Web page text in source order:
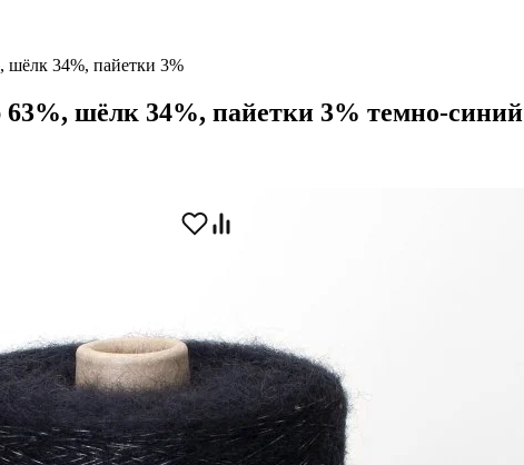
шёлк 34%, пайетки 3%
шёлк 34%, пайетки 3% темно-синий